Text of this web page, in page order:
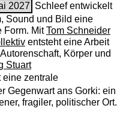
2027 Schleef entwickelt
Sound und Bild eine
Form. MitTom Schneider
entsteht eine Arbeit
Körper und
Stuart
eine zentrale
Gegenwart ans Gorki: ein
fragiler, politischer Ort.